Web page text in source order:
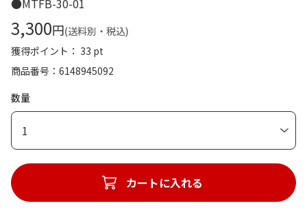
●MTFB-30-01
3,300円(送料別・税込)
獲得ポイント： 33 pt
商品番号
6148945092
数量
1
カートに入れる